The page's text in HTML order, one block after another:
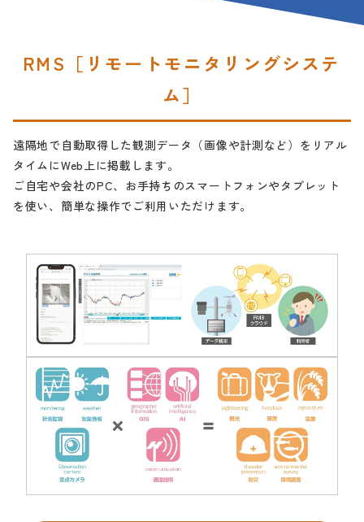
RMS［リモートモニタリングシステ
ム］
遠隔地で自動取得した観測データ（画像や計測など）をリアル
タイムにWeb上に掲載します。
ご自宅や会社のPC、お手持ちのスマートフォンやタブレット
を使い、簡単な操作でご利用いただけます。